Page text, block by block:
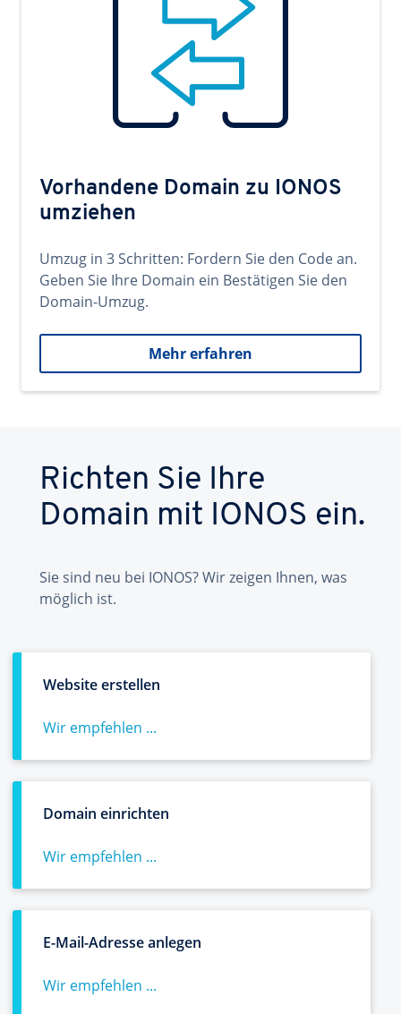
Vorhandene Domain zu IONOS
umziehen
Umzug in 3 Schritten: Fordern Sie den Code an.
Geben Sie Ihre Domain ein Bestätigen Sie den
Domain-Umzug.
Mehr erfahren
Richten Sie Ihre
Domain mit IONOS ein.
Sie sind neu bei IONOS? Wir zeigen Ihnen, was
möglich ist.
Website erstellen
Wir empfehlen ...
Domain einrichten
Wir empfehlen ...
E-Mail-Adresse anlegen
Wir empfehlen ...